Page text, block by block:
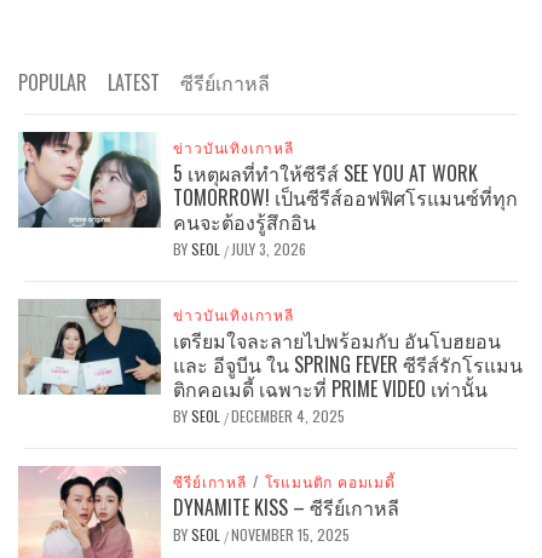
POPULAR LATEST ซีรีย์เกาหลี
ข่าวบันเทิงเกาหลี
5 เหตุผลที่ทำให้ซีรีส์ SEE YOU AT WORK
TOMORROW! เป็นซีรีส์ออฟฟิศโรแมนซ์ที่ทุก
คนจะต้องรู้สึกอิน
BYSEOL / JULY 3, 2026
ข่าวบันเทิงเกาหลี
เตรียมใจละลายไปพร้อมกับ อันโบฮยอน
และ อีจูบีน ใน SPRING FEVER ซีรีส์รักโรแมน
ติกคอเมดี้ เฉพาะที่ PRIME VIDEO เท่านั้น
BYSEOL /DECEMBER 4, 2025
ซีรีย์เกาหลี / โรแมนติก คอมเมดี้
DYNAMITE KISS – ซีรีย์เกาหลี
BYSEOL /NOVEMBER 15, 2025